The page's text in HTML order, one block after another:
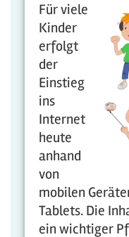
Für viele
Kinder
erfolgt
der
Einstieg
ins
Internet
heute
anhand
von
mobilen
Tablets. Die
ein wichtiger